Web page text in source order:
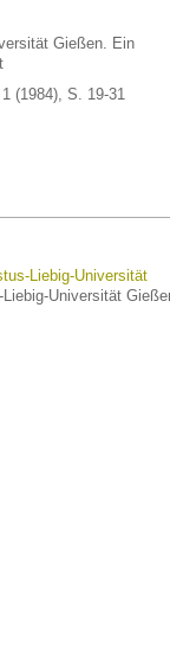
Gießen. Ein
(1984), S. 19-31
Liebig-Universität
Universität